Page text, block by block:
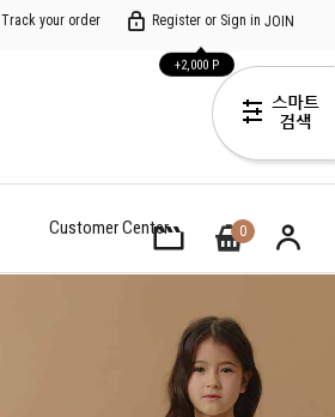
Track your order Register or Sign in JOIN
+2,000 P
Customer Center 0